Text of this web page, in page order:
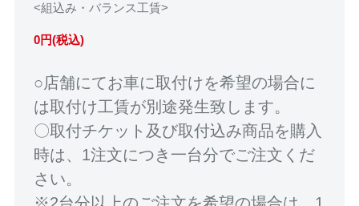
<組込み・バランス工賃>
0円(税込)
○店舗にてお車に取付けを希望の場合に
は取付け工賃が別途発生致します。
〇取付チケット及び取付込み商品を購入
時は、1注文につき一台分でご注文くだ
さい。
※2台分以上のご注文を希望の場合は、1